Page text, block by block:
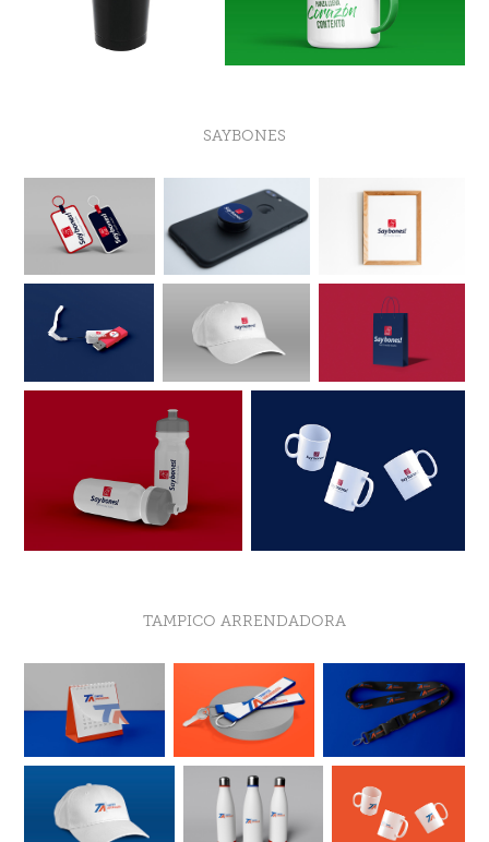
SAYBONES
TAMPICO ARRENDADORA